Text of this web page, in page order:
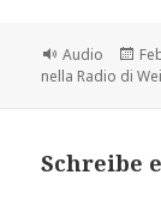
Format
Audio
am
nella Radio di
Schreibe